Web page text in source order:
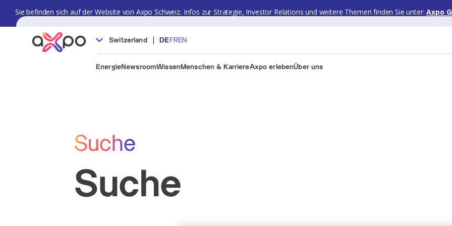
Sie befinden sich auf der Website von Axpo Schweiz. Infos zur Strategie, Investor Relations und weitere Themen finden Sie unter: Axpo
Switzerland | DE FREN
EnergieNewsroomWissenMenschen & KarriereAxpo erlebenÜber uns
Suche
Suche